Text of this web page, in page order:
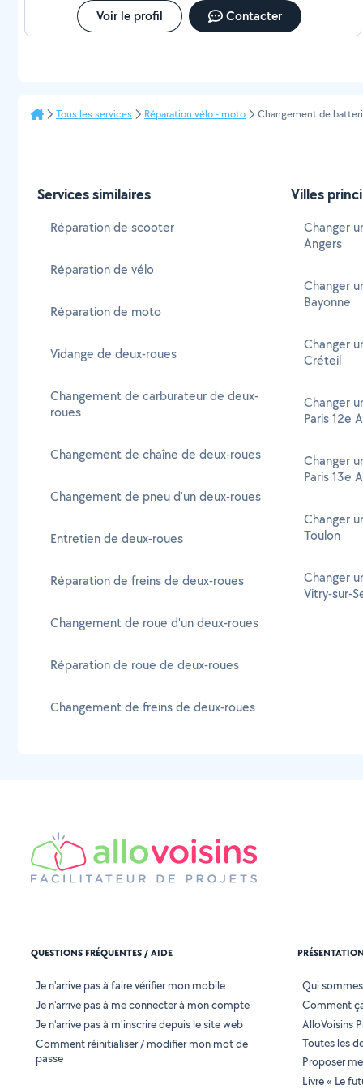
Voir le profil Contacter
Tous les services Réparation vélo - moto Changement de
Services similaires
Réparation de scooter
Réparation de vélo
Réparation de moto
Vidange de deux-roues
Changement de carburateur de deux-
roues
Changement de chaîne de deux-roues
Changement de pneu d'un deux-roues
Entretien de deux-roues
Réparation de freins de deux-roues
Changement de roue d'un deux-roues
Réparation de roue de deux-roues
Changement de freins de deux-roues
Villes
Changer
Angers
Changer
Bayonne
Changer
Créteil
Changer
Paris 12e
Changer
Paris 13e
Changer
Toulon
Changer
Vitry-sur-
QUESTIONS FRÉQUENTES / AIDE
Je n'arrive pas à faire vérifier mon mobile
Je n'arrive pas à me connecter à mon compte
Je n'arrive pas à m'inscrire depuis le site web
Comment réinitialiser / modifier mon mot de
passe
PRÉSENTATION
Qui
Comment
AlloVoisins
Toutes les
Proposer
Livre « Le